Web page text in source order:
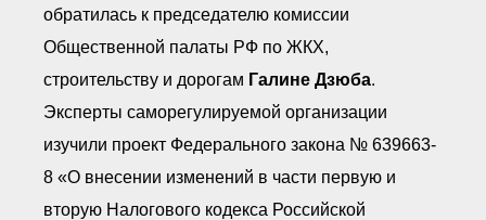
Ассоциации — технических
заказчиков
● Реестр членов
ООТСУО
● Реестр членов СРО
обратилась к председателю комиссии
Общественной палаты РФ по ЖКХ,
строительству и дорогам Галине Дзюба.
Эксперты саморегулируемой организации
изучили проект Федерального закона № 639663-
8 «О внесении изменений в части первую и
вторую Налогового кодекса Российской